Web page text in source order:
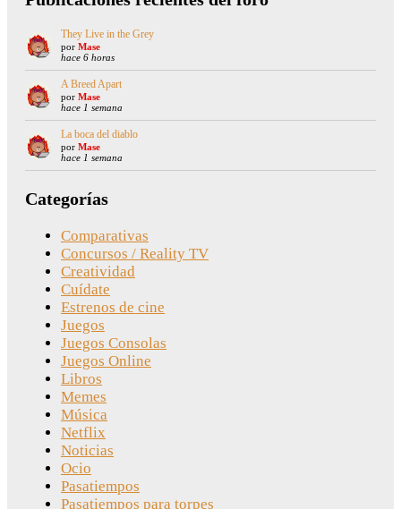
They Live in the Grey
por Mase
hace 6 horas
A Breed Apart
por Mase
hace 1 semana
La boca del diablo
por Mase
hace 1 semana
Categorías
Comparativas
Concursos / Reality TV
Creatividad
Cuídate
Estrenos de cine
Juegos
Juegos Consolas
Juegos Online
Libros
Memes
Música
Netflix
Noticias
Ocio
Pasatiempos
Pasatiempos para torpes